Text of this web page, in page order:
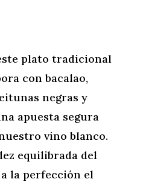
plato tradicional
con bacalao,
negras y
apuesta segura
vino blanco.
equilibrada del
la perfección el